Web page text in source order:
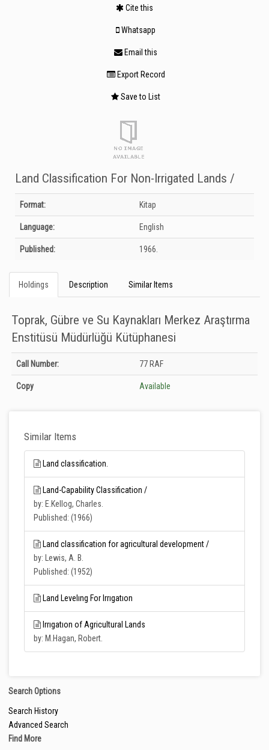
Cite this
Whatsapp
Email this
Export Record
Save to List
Land Classification For Non-Irrigated Lands /
Bibliographic Details
Format: Kitap
Language: English
Published: 1966.
Holdings Description Similar Items
Toprak, Gübre ve Su Kaynakları Merkez Araştırma
Enstitüsü Müdürlüğü Kütüphanesi
Holdings details from Toprak, Gübre ve Su Kaynakları Merkez Araştırma
Enstitüsü Müdürlüğü Kütüphanesi: Unknown
Call Number: 77 RAF
Copy Available
Similar Items
Land classification.
Land-Capability Classification /
by: E.Kellog, Charles.
Published: (1966)
Land classification for agricultural development /
by: Lewis, A. B.
Published: (1952)
Land Levelıng For Irrıgatıon
Irrıgatıon of Agricultural Lands
by: M.Hagan, Robert.
Search Options
Search History
Advanced Search
Find More